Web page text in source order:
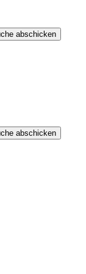
abschicken
abschicken